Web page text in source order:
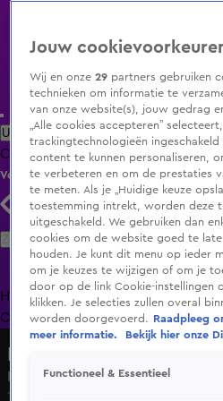
Uitzending Gemist Populaire programma's
ClipsFilmsRadioSmart TV inlog
Volg KIJK
Zoeken
HomeUitzending Gemist
OranjezomerLivestreamsShop
Het weerbericht van woensdag
11 juni 2025, 07:46
Jouw
Wij en onze29 partners gebruiken
technieken om informatie te
van onze website(s), jouw gedrag
„Alle cookies accepteren”
trackingtechnologieën
content te kunnen personaliseren,
te verbeteren en om de prestaties
te meten. Als je „Huidige keuze
toestemming intrekt, worden deze
uitgeschakeld. We gebruiken dan
cookies om de website goed te
houden. Je kunt dit menu op ieder
om je keuzes te wijzigen of om je
door op de link Cookie-instellingen
klikken. Je selecties zullen overal
worden doorgevoerd.
Raadpleeg
meer informatie.
Bekijk hier onze
Functioneel & Essentieel